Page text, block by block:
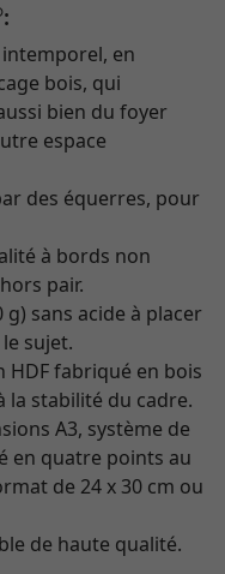
en
bois, qui
bien du foyer
espace
des équerres, pour
à bords non
pair.
sans acide à placer
sujet.
HDF fabriqué en bois
la stabilité du cadre.
A3, système de
en quatre points au
de 24 x 30 cm ou
de haute qualité.